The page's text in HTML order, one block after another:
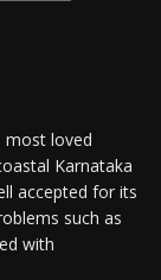
most loved
Karnataka
accepted for its
such as
with